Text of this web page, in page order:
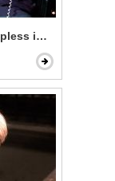
in Seattle